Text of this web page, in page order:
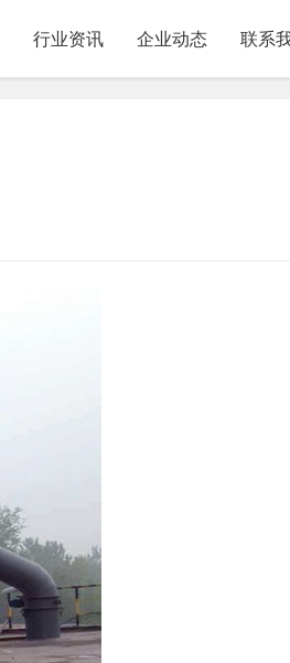
行业资讯 企业动态 联系